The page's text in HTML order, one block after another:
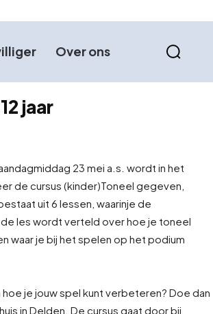
Over ons
jaar
23 mei a.s. wordt in het
de cursus (kinder)Toneel gegeven,
uit 6 lessen, waarinje de
les wordt verteld over hoe je toneel
waar je bij het spelen op het podium
je jouw spel kunt verbeteren? Doe dan
in Delden. De cursus gaat door bij